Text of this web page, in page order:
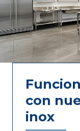
con
inox